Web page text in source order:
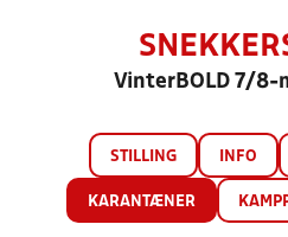
VinterBOLD 7/8-
STILLING INFO
KARANTÆNER